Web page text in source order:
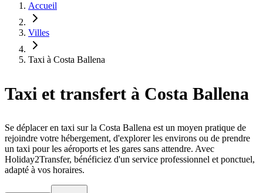
Accueil
Villes
Taxi à Costa Ballena
Taxi et transfert à Costa Ballena
Se déplacer en taxi sur la Costa Ballena est un moyen pratique de
rejoindre votre hébergement, d'explorer les environs ou de prendre
un taxi pour les aéroports et les gares sans attendre. Avec
Holiday2Transfer, bénéficiez d'un service professionnel et ponctuel,
adapté à vos horaires.